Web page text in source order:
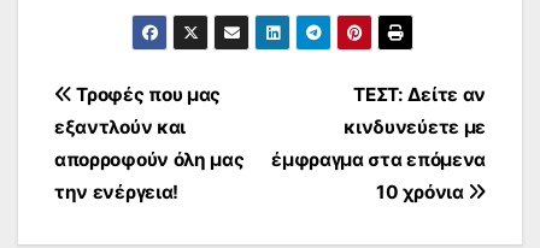
Πλοήγηση
άρθρων
ΤΕΣΤ: Δείτε αν
κινδυνεύετε με
έμφραγμα στα επόμενα
10 χρόνια
Τροφές που μας
εξαντλούν και
απορροφούν όλη μας
την ενέργεια!